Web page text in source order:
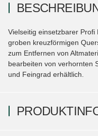
Vielseitig einsetzbarer
groben kreuzförmigen
zum Entfernen von
bearbeiten von verhornten
und Feingrad erhältlich.